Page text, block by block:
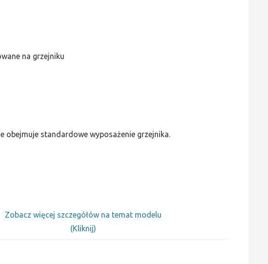
na grzejniku
obejmuje standardowe wyposażenie grzejnika.
Zobacz więcej szczegółów na temat modelu
(Kliknij)